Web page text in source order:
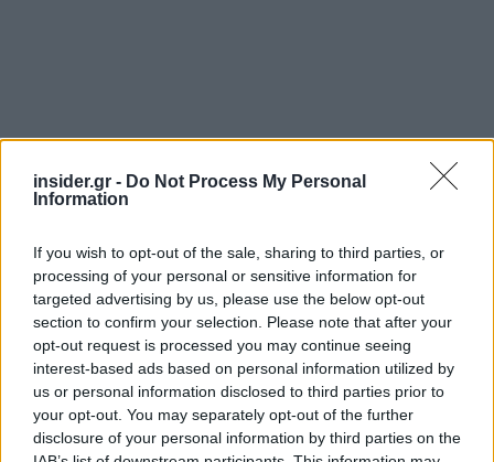
insider.gr - Do Not Process My Personal
Information
If you wish to opt-out of the sale, sharing to third parties, or
processing of your personal or sensitive information for
targeted advertising by us, please use the below opt-out
section to confirm your selection. Please note that after your
opt-out request is processed you may continue seeing
interest-based ads based on personal information utilized by
us or personal information disclosed to third parties prior to
your opt-out. You may separately opt-out of the further
disclosure of your personal information by third parties on the
Ακολουθήστε το